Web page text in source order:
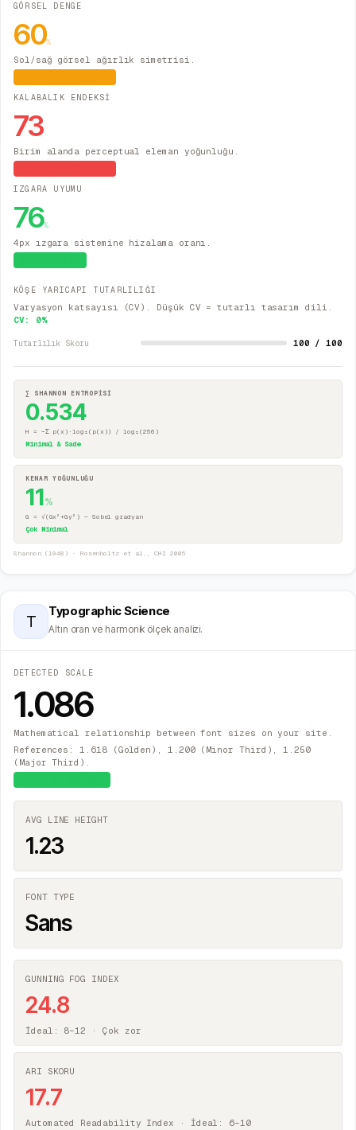
GÖRSEL DENGE
60%
Sol/sağ görsel ağırlık simetrisi.
KALABALIK ENDEKSİ
73
Birim alanda perceptual eleman yoğunluğu.
IZGARA UYUMU
76%
4px ızgara sistemine hizalama oranı.
KÖŞE YARICAPI TUTARLILIĞI
Varyasyon katsayısı (CV). Düşük CV = tutarlı tasarım dili.
CV: 0%
Tutarlılık Skoru 100 / 100
∑ SHANNON ENTROPİSİ
0.534
H = −Σ p(x)·log₂(p(x)) / log₂(256)
Minimal & Sade
KENAR YOĞUNLUĞU
11%
G = √(Gx²+Gy²) — Sobel gradyan
Çok Minimal
Shannon (1948) · Rosenholtz et al., CHI 2005
T
Typographic Science
Altın oran ve harmonik ölçek analizi.
DETECTED SCALE
1.086
Mathematical relationship between font sizes on your site.
References: 1.618 (Golden), 1.200 (Minor Third), 1.250
(Major Third).
AVG LINE HEIGHT
1.23
FONT TYPE
Sans
GUNNING FOG INDEX
24.8
İdeal: 8–12 · Çok zor
ARI SKORU
17.7
Automated Readability Index · İdeal: 6–10